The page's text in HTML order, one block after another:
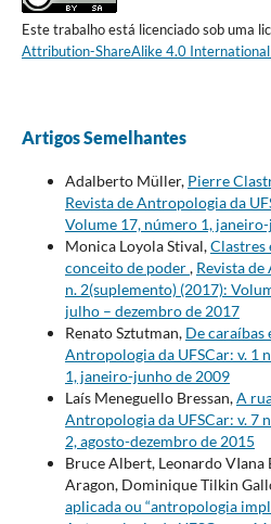
Este trabalho está licenciado sob uma
Attribution-ShareAlike 4.0 International
Artigos Semelhantes
Adalberto Müller, Pierre
Revista de Antropologia da
Volume 17, número 1,
Monica Loyola Stival,Clastres
conceito de poder, Revista de
n. 2(suplemento) (2017):
julho – dezembro de 2017
Renato Sztutman, De caraíbas
Antropologia da UFSCar: v. 1
1, janeiro-junho de 2009
Laís Meneguello Bressan,A
Antropologia da UFSCar: v. 7
2, agosto-dezembro de 2015
Bruce Albert, Leonardo VIana
Aragon, Dominique Tilkin
aplicada ou “antropologia